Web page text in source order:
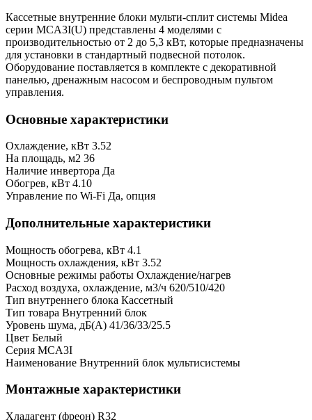
Кассетные внутренние блоки мульти-сплит системы Midea
серии MCA3I(U) представлены 4 моделями с
производительностью от 2 до 5,3 кВт, которые предназначены
для установки в стандартный подвесной потолок.
Оборудование поставляется в комплекте с декоративной
панелью, дренажным насосом и беспроводным пультом
управления.
Основные характеристики
Охлаждение, кВт 3.52
На площадь, м2 36
Наличие инвертора Да
Обогрев, кВт 4.10
Управление по Wi-Fi Да, опция
Дополнительные характеристики
Мощность обогрева, кВт 4.1
Мощность охлаждения, кВт 3.52
Основные режимы работы Охлаждение/нагрев
Расход воздуха, охлаждение, м3/ч 620/510/420
Тип внутреннего блока Кассетный
Тип товара Внутренний блок
Уровень шума, дБ(А) 41/36/33/25.5
Цвет Белый
Серия MCA3I
Наименование Внутренний блок мультисистемы
Монтажные характеристики
Хладагент (фреон) R32